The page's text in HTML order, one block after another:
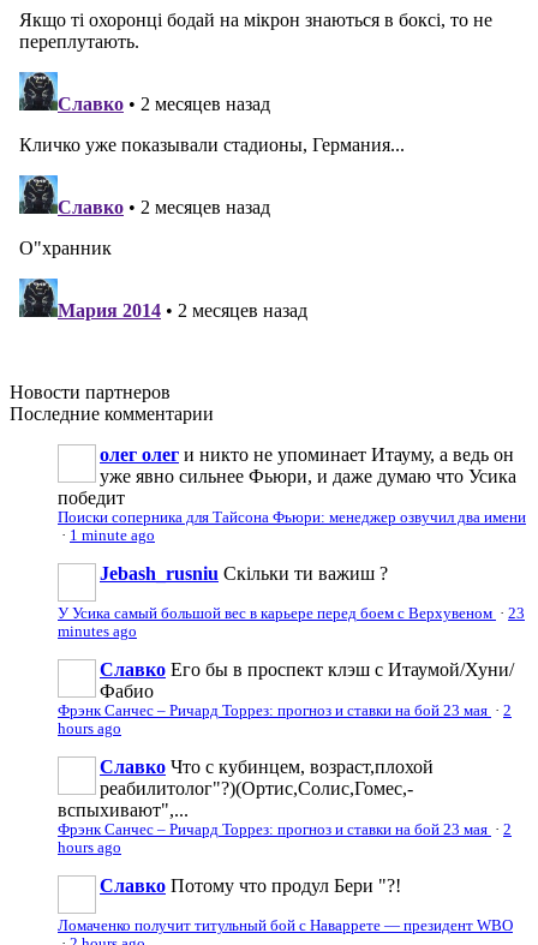
Новости партнеров
Последние комментарии
олег олег и никто не упоминает Итауму, а ведь он
уже явно сильнее Фьюри, и даже думаю что Усика
победит
Поиски соперника для Тайсона Фьюри: менеджер озвучил два имени
· 1 minute ago
Jebash_rusniu Скільки ти важиш ?
У Усика самый большой вес в карьере перед боем с Верхувеном · 23
minutes ago
Славко Его бы в проспект клэш с Итаумой/Хуни/
Фабио
Фрэнк Санчес – Ричард Торрез: прогноз и ставки на бой 23 мая · 2
hours ago
Славко Что с кубинцем, возраст,плохой
реабилитолог"?)(Ортис,Солис,Гомес,-
вспыхивают",...
Фрэнк Санчес – Ричард Торрез: прогноз и ставки на бой 23 мая · 2
hours ago
Славко Потому что продул Бери "?!
Ломаченко получит титульный бой с Наваррете — президент WBO